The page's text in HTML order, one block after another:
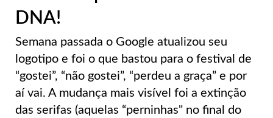
DNA!
Semana passada o Google atualizou seu
logotipo e foi o que bastou para o festival de
“gostei”, “não gostei”, “perdeu a graça” e por
aí vai. A mudança mais visível foi a extinção
das serifas (aquelas “perninhas" no final do